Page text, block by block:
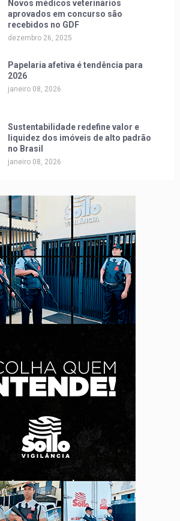
Novos médicos veterinários
aprovados em concurso são
recebidos no GDF
dezembro 26, 2025
Papelaria afetiva é tendência para
2026
janeiro 08, 2026
Sustentabilidade redefine valor e
liquidez dos imóveis de alto padrão
no Brasil
janeiro 08, 2026